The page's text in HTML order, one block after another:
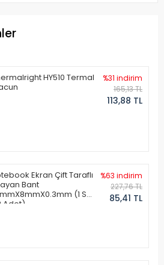
HY510 Termal
%31 indirim
165,13 TL
113,88 TL
Ekran Çift Taraflı
Bant
(1 Set
Adet)
%63 indirim
227,76 TL
85,41 TL